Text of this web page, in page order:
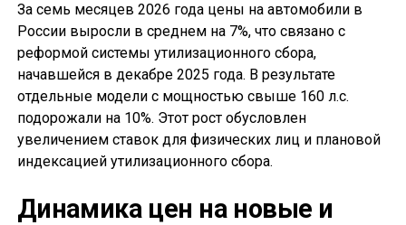
За семь месяцев 2026 года цены на автомобили в
России выросли в среднем на 7%, что связано с
реформой системы утилизационного сбора,
начавшейся в декабре 2025 года. В результате
отдельные модели с мощностью свыше 160 л.с.
подорожали на 10%. Этот рост обусловлен
увеличением ставок для физических лиц и плановой
индексацией утилизационного сбора.
Динамика цен на новые и